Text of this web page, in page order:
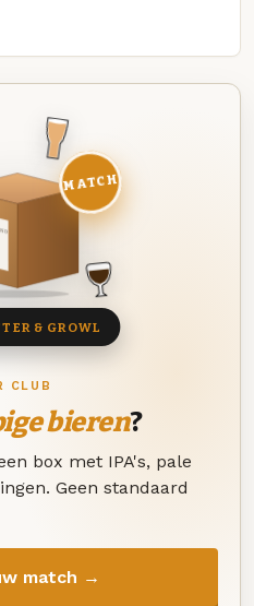
CLUB
bieren?
box met IPA's, pale
Geen standaard
match →
MATCH
& GROWL